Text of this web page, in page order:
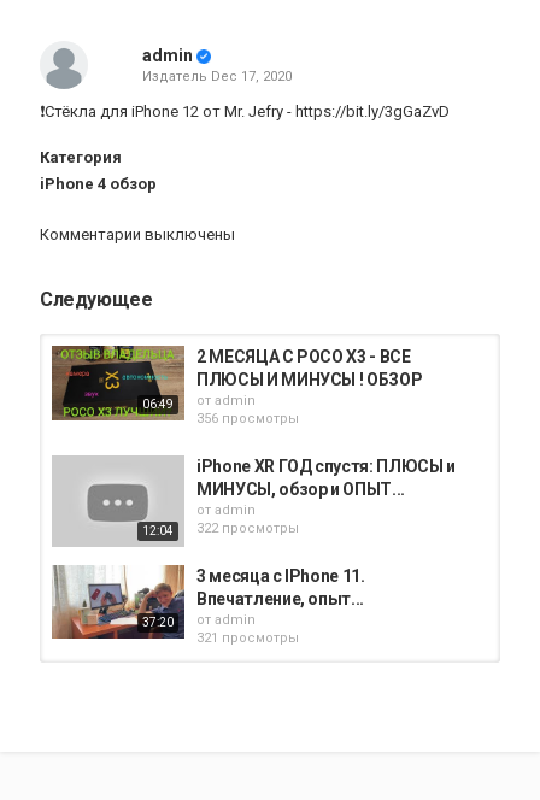
admin
Издатель Dec 17, 2020
❗️Стёкла для iPhone 12 от Mr. Jefry - https://bit.ly/3gGaZvD
Категория
iPhone 4 обзор
Комментарии выключены
Следующее
06:49
2 МЕСЯЦА С POCO X3 - ВСЕ
ПЛЮСЫ И МИНУСЫ ! ОБЗОР
от admin
356 просмотры
12:04
iPhone XR ГОД спустя: ПЛЮСЫ и
МИНУСЫ, обзор и ОПЫТ...
от admin
322 просмотры
37:20
3 месяца с IPhone 11.
Впечатление, опыт...
от admin
321 просмотры